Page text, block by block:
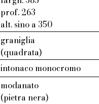
prof. 263
alt. sino a 350
graniglia
(quadrata)
intonaco monocromo
modanato
(pietra nera)